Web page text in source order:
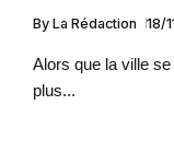
By La Rédaction 18/
Alors que la ville
plus...